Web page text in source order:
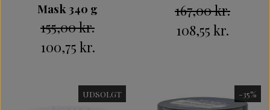
Mask 340 g
155,00 kr.
100,75 kr.
167,00 kr.
108,55 kr.
UDSOLGT -35%